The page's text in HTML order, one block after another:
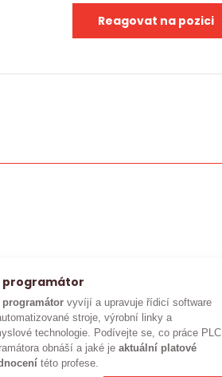
Reagovat na pozici
programátor
programátor vyvíjí a upravuje řídicí software
stroje, výrobní linky a
technologie. Podívejte se, co práce PLC
obnáší a jaké je aktuální platové
této profese.